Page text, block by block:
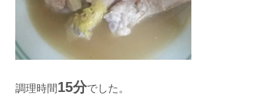
調理時間15分でした。